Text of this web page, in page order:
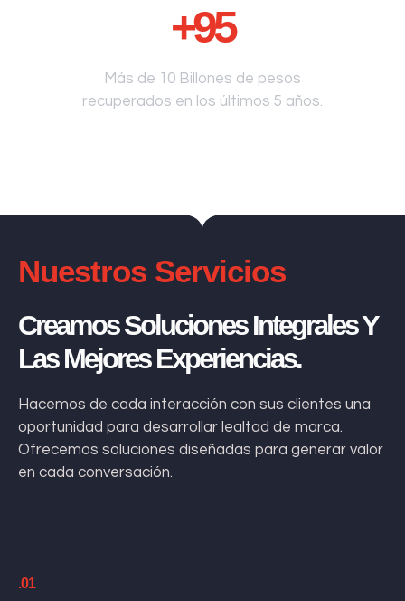
+95
Más de 10 Billones de pesos
recuperados en los últimos 5 años.
Nuestros Servicios
Creamos Soluciones Integrales Y
Las Mejores Experiencias.
Hacemos de cada interacción con sus clientes una
oportunidad para desarrollar lealtad de marca.
Ofrecemos soluciones diseñadas para generar valor
en cada conversación.
.01